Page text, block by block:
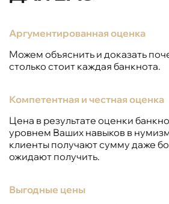
Аргументированная оценка
Можем объяснить и доказать
столько стоит каждая банкнота.
Компетентная и честная оценка
Цена в результате оценки
уровнем Ваших навыков в
клиенты получают сумму даже
ожидают получить.
Выгодные цены